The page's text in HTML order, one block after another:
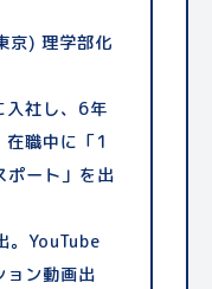
京) 理学部化
入社し、6年
在職中に「1
ポート」を出
YouTube
ン動画出